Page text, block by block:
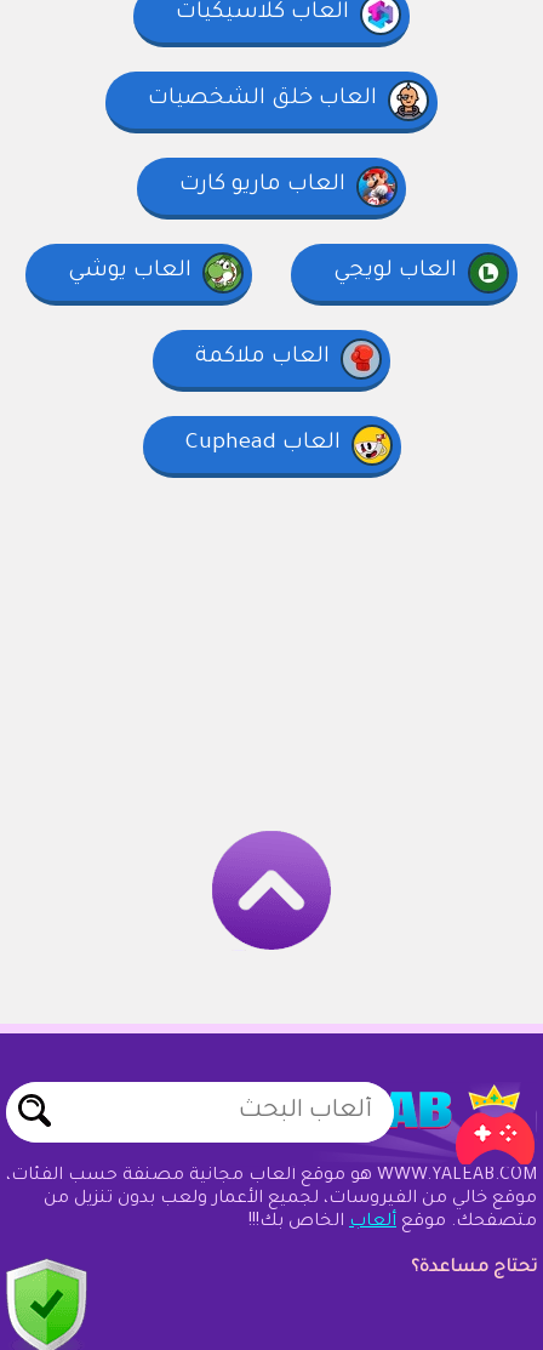
العاب كلاسيكيات
العاب خلق الشخصيات
العاب ماريو كارت
العاب لويجي العاب يوشي
العاب ملاكمة
العاب Cuphead
WWW.YALEAB.COM هو موقع ألعاب مجانية مصنفة حسب الفئات،
موقع خالي من الفيروسات، لجميع الأعمار ولعب بدون تنزيل من
متصفحك. موقع ألعاب الخاص بك!!!
تحتاج مساعدة؟